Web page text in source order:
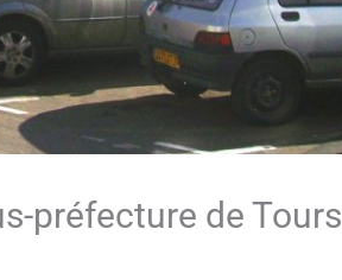
préfecture de Tours